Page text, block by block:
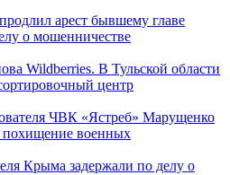
арест бывшему главе
о мошенничестве
Wildberries. В Тульской области
центр
ЧВК «Ястреб» Марущенко
похищение военных
Крыма задержали по делу о